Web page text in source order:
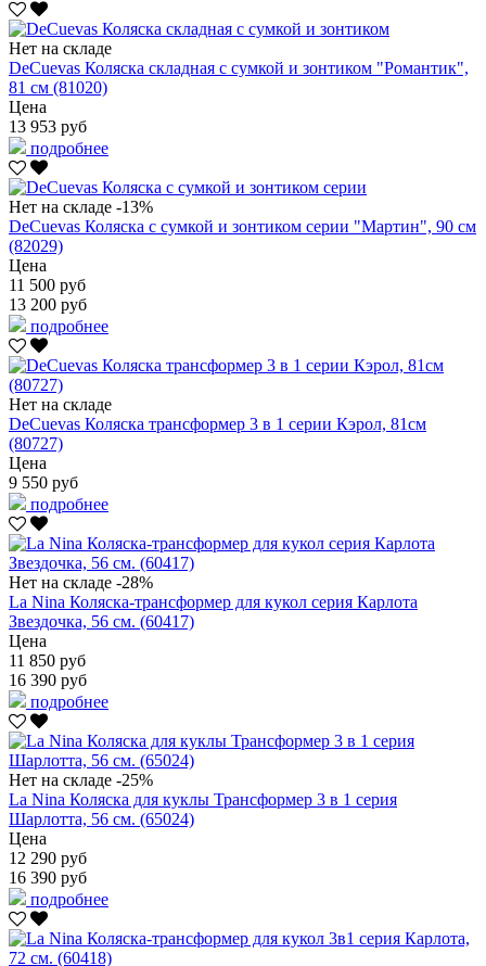
Нет на складе
DeCuevas Коляска складная с сумкой и зонтиком "Романтик",
81 см (81020)
Цена
13 953 руб
подробнее
Нет на складе -13%
DeCuevas Коляска с сумкой и зонтиком серии "Мартин", 90 см
(82029)
Цена
11 500 руб
13 200 руб
подробнее
Нет на складе
DeCuevas Коляска трансформер 3 в 1 серии Кэрол, 81см
(80727)
Цена
9 550 руб
подробнее
Нет на складе -28%
La Nina Коляска-трансформер для кукол серия Карлота
Звездочка, 56 см. (60417)
Цена
11 850 руб
16 390 руб
подробнее
Нет на складе -25%
La Nina Коляска для куклы Трансформер 3 в 1 серия
Шарлотта, 56 см. (65024)
Цена
12 290 руб
16 390 руб
подробнее